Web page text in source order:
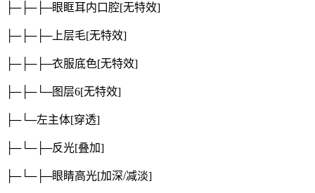
├─├─├─眼眶耳内口腔[无特效]
├─├─├─上层毛[无特效]
├─├─├─衣服底色[无特效]
├─├─└─图层6[无特效]
├─└─左主体[穿透]
├─└─├─反光[叠加]
├─└─├─眼睛高光[加深/减淡]